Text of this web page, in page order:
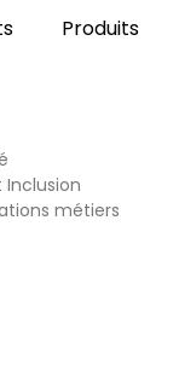
Produits/
métiers